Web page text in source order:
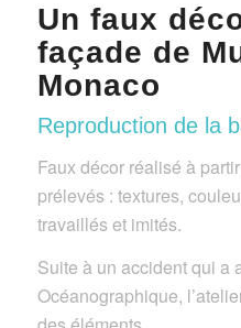
Un faux
façade de
Monaco
Reproduction de la
Faux décor réalisé à
prélevés : textures,
travaillés et imités.
Suite à un accident qui a
Océanographique,